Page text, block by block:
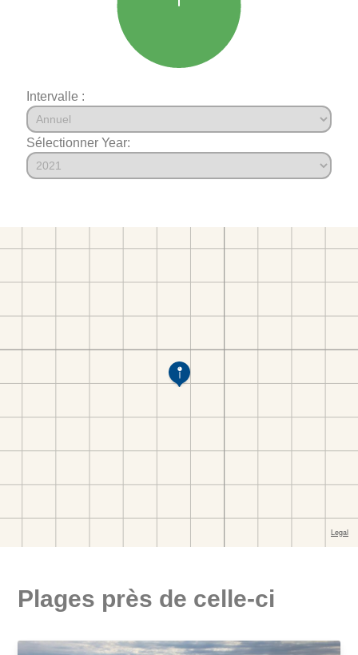
Intervalle :
Sélectionner Year:
Plages près de celle-ci